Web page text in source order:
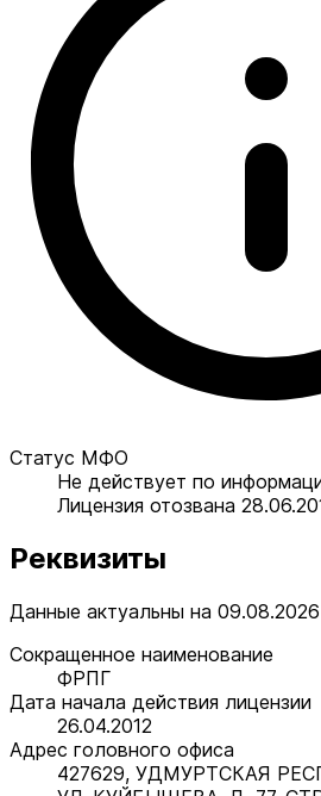
Статус МФО
Не действует по
Лицензия отозвана
Реквизиты
Данные актуальны на 09.08.2026
Сокращенное наименование
ФРПГ
Дата начала действия лицензии
26.04.2012
Адрес головного офиса
427629, УДМУРТСКАЯ